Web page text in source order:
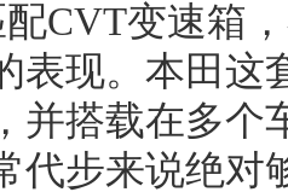
CVT变速箱
表现。本田这
并搭载在多个
代步来说绝对